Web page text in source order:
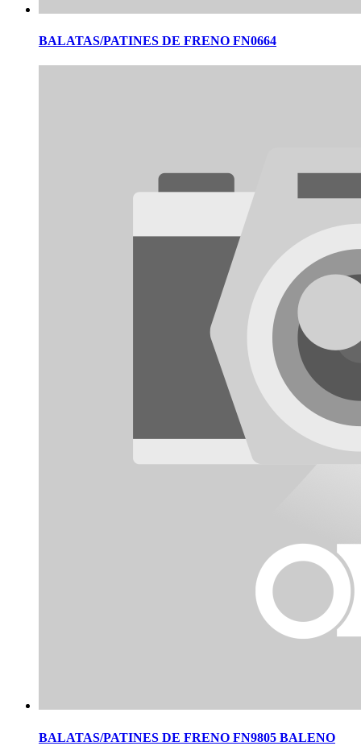
BALATAS/PATINES DE FRENO FN0664
BALATAS/PATINES DE FRENO FN9805 BALENO